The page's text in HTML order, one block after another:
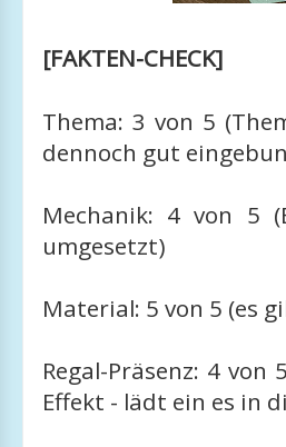
[FAKTEN-CHECK]
Thema: 3 von 5
dennoch gut
Mechanik: 4 von 5
umgesetzt)
Material: 5 von 5 (es
Regal-Präsenz: 4
Effekt - lädt ein es in